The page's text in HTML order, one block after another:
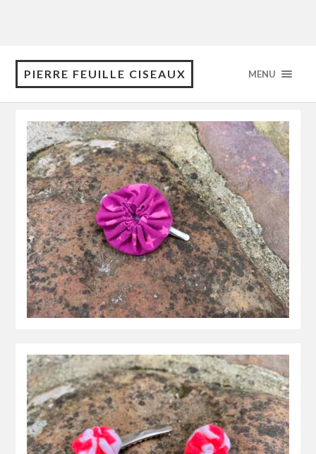
PIERRE FEUILLE CISEAUX MENU
Category: Accessoires pour cheveux